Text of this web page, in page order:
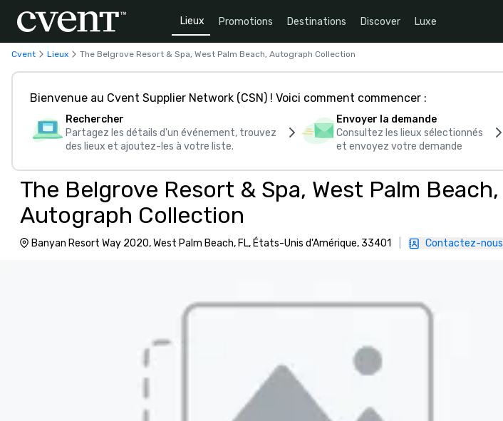
Lieux Promotions Destinations Discover Luxe
Cvent Lieux The Belgrove Resort & Spa, West Palm Beach, Autograph Collection
Bienvenue au Cvent Supplier Network (CSN) ! Voici comment commencer :
Rechercher
Partagez les détails d'un événement, trouvez
des lieux et ajoutez-les à votre liste.
Envoyer la demande
Consultez les lieux sélectionnés
et envoyez votre demande
The Belgrove Resort & Spa, West Palm Beach,
Autograph Collection
Banyan Resort Way 2020, West Palm Beach, FL, États-Unis d'Amérique, 33401 Contactez-nous